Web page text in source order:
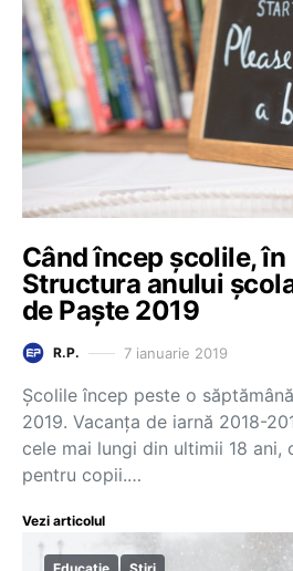
Când încep școlile,
Structura anului
de Paște 2019
R.P. 7 ianuarie 2019
Școlile încep peste o
2019. Vacanța de iarnă 2018-
cele mai lungi din ultimii 18 ani,
pentru copii.…
Vezi articolul